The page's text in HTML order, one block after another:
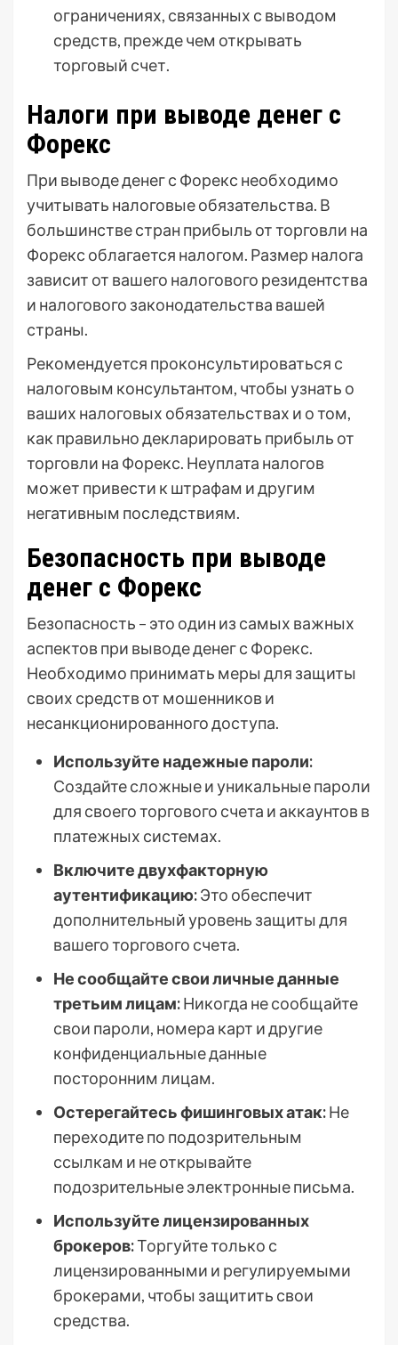
ограничениях, связанных с выводом
средств, прежде чем открывать
торговый счет.
Налоги при выводе денег с
Форекс
При выводе денег с Форекс необходимо
учитывать налоговые обязательства. В
большинстве стран прибыль от торговли на
Форекс облагается налогом. Размер налога
зависит от вашего налогового резидентства
и налогового законодательства вашей
страны.
Рекомендуется проконсультироваться с
налоговым консультантом, чтобы узнать о
ваших налоговых обязательствах и о том,
как правильно декларировать прибыль от
торговли на Форекс. Неуплата налогов
может привести к штрафам и другим
негативным последствиям.
Безопасность при выводе
денег с Форекс
Безопасность – это один из самых важных
аспектов при выводе денег с Форекс.
Необходимо принимать меры для защиты
своих средств от мошенников и
несанкционированного доступа.
Используйте надежные пароли:
Создайте сложные и уникальные пароли
для своего торгового счета и аккаунтов в
платежных системах.
Включите двухфакторную
аутентификацию:Это обеспечит
дополнительный уровень защиты для
вашего торгового счета.
Не сообщайте свои личные данные
третьим лицам:Никогда не сообщайте
свои пароли, номера карт и другие
конфиденциальные данные
посторонним лицам.
Остерегайтесь фишинговых атак:Не
переходите по подозрительным
ссылкам и не открывайте
подозрительные электронные письма.
Используйте лицензированных
брокеров:Торгуйте только с
лицензированными и регулируемыми
брокерами, чтобы защитить свои
средства.